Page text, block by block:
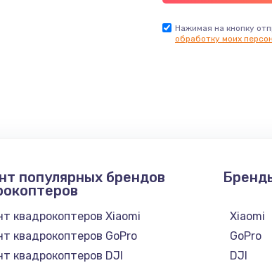
Нажимая на кнопку
обработку моих
популярных брендов
квадрокоптеров Xiaomi
квадрокоптеров GoPro
квадрокоптеров DJI
Xiaomi
GoPro
DJI